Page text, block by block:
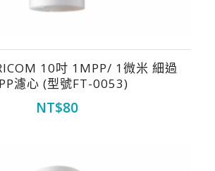
10吋 1MPP/ 1微米 細過
濾心 (型號FT-0053)
NT$80